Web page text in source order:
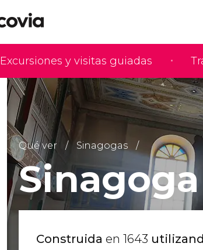
Excursiones y visitas guiadas
Qué ver Sinagogas
Construida en 1643